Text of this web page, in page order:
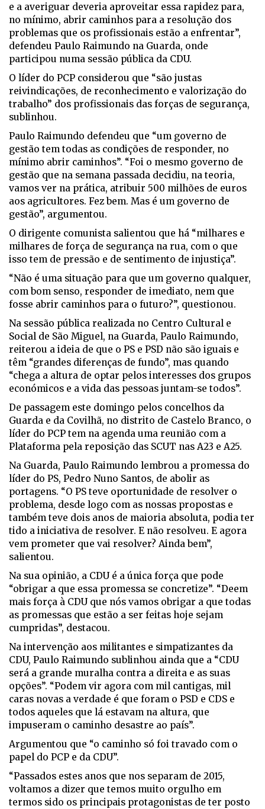
e a averiguar deveria aproveitar essa rapidez para,
no mínimo, abrir caminhos para a resolução dos
problemas que os profissionais estão a enfrentar”,
defendeu Paulo Raimundo na Guarda, onde
participou numa sessão pública da CDU.
O líder do PCP considerou que “são justas
reivindicações, de reconhecimento e valorização do
trabalho” dos profissionais das forças de segurança,
sublinhou.
Paulo Raimundo defendeu que “um governo de
gestão tem todas as condições de responder, no
mínimo abrir caminhos”. “Foi o mesmo governo de
gestão que na semana passada decidiu, na teoria,
vamos ver na prática, atribuir 500 milhões de euros
aos agricultores. Fez bem. Mas é um governo de
gestão”, argumentou.
O dirigente comunista salientou que há “milhares e
milhares de força de segurança na rua, com o que
isso tem de pressão e de sentimento de injustiça”.
“Não é uma situação para que um governo qualquer,
com bom senso, responder de imediato, nem que
fosse abrir caminhos para o futuro?”, questionou.
Na sessão pública realizada no Centro Cultural e
Social de São Miguel, na Guarda, Paulo Raimundo,
reiterou a ideia de que o PS e PSD não são iguais e
têm “grandes diferenças de fundo”, mas quando
“chega a altura de optar pelos interesses dos grupos
económicos e a vida das pessoas juntam-se todos”.
De passagem este domingo pelos concelhos da
Guarda e da Covilhã, no distrito de Castelo Branco, o
líder do PCP tem na agenda uma reunião com a
Plataforma pela reposição das SCUT nas A23 e A25.
Na Guarda, Paulo Raimundo lembrou a promessa do
líder do PS, Pedro Nuno Santos, de abolir as
portagens. “O PS teve oportunidade de resolver o
problema, desde logo com as nossas propostas e
também teve dois anos de maioria absoluta, podia ter
tido a iniciativa de resolver. E não resolveu. E agora
vem prometer que vai resolver? Ainda bem”,
salientou.
Na sua opinião, a CDU é a única força que pode
“obrigar a que essa promessa se concretize”. “Deem
mais força à CDU que nós vamos obrigar a que todas
as promessas que estão a ser feitas hoje sejam
cumpridas”, destacou.
Na intervenção aos militantes e simpatizantes da
CDU, Paulo Raimundo sublinhou ainda que a “CDU
será a grande muralha contra a direita e as suas
opções”. “Podem vir agora com mil cantigas, mil
caras novas a verdade é que foram o PSD e CDS e
todos aqueles que lá estavam na altura, que
impuseram o caminho desastre ao país”.
Argumentou que “o caminho só foi travado com o
papel do PCP e da CDU”.
“Passados estes anos que nos separam de 2015,
voltamos a dizer que temos muito orgulho em
termos sido os principais protagonistas de ter posto